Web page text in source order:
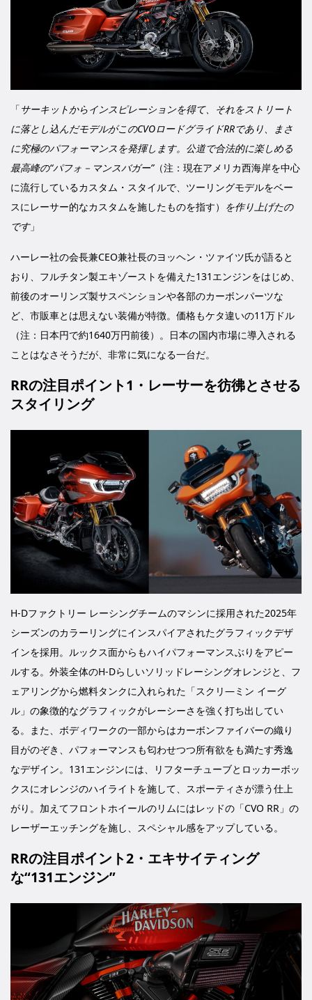
「サーキットからインスピレーションを得て、それをストリート
に落とし込んだモデルがこのCVOロードグライドRRであり、まさ
に究極のパフォーマンスを発揮します。公道で合法的に楽しめる
最高峰の“パフォ－マンスバガー”（注：現在アメリカ西海岸を中心
に流行しているカスタム・スタイルで、ツーリングモデルをベー
スにレーサー的なカスタムを施したものを指す） を作り上げたの
です」
ハーレー社の会長兼CEO兼社長のヨッヘン・ツァイツ氏が語ると
おり、フルチタン製エキゾーストを備えた131エンジンをはじめ、
前後のオーリンズ製サスペンションや各部のカーボンパーツな
ど、市販車とは思えない装備が特徴。価格もケタ違いの11万ドル
（注：日本円で約1640万円前後）。日本の国内市場に導入される
ことはなさそうだが、非常に気になる一台だ。
RRの注目ポイント1・レーサーを彷彿とさせる
スタイリング
H-Dファクトリー レーシングチームのマシンに採用された2025年
シーズンのカラーリングにインスパイアされたグラフィックデザ
インを採用。ルックス面からもハイパフォーマンスぶりをアピー
ルする。外装全体のH-Dらしいソリッドレーシングオレンジと、フ
ェアリングから燃料タンクに入れられた「スクリ―ミン イーグ
ル」の象徴的なグラフィックがレーシーさを強く打ち出してい
る。また、ボディワークの一部からはカーボンファイバーの織り
目がのぞき、パフォーマンスも匂わせつつ所有欲をも満たす秀逸
なデザイン。131エンジンには、リフターチューブとロッカーボッ
クスにオレンジのハイライトを施して、スポーティさが漂う仕上
がり。加えてフロントホイールのリムにはレッドの「CVO RR」の
レーザーエッチングを施し、スペシャル感をアップしている。
RRの注目ポイント2・エキサイティング
な“131エンジン”